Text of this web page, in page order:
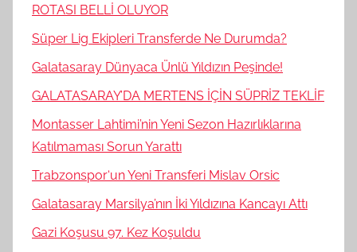
ROTASI BELLİ OLUYOR
Süper Lig Ekipleri Transferde Ne Durumda?
Galatasaray Dünyaca Ünlü Yıldızın Peşinde!
GALATASARAY’DA MERTENS İÇİN SÜPRİZ TEKLİF
Montasser Lahtimi’nin Yeni Sezon Hazırlıklarına
Katılmaması Sorun Yarattı
Trabzonspor‘un Yeni Transferi Mislav Orsic
Galatasaray Marsilya’nın İki Yıldızına Kancayı Attı
Gazi Koşusu 97. Kez Koşuldu